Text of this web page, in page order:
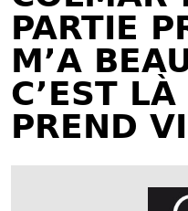
PARTIE
M’A
C’EST
PREND